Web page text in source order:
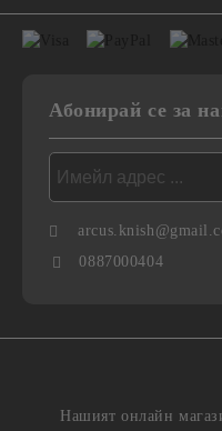
Абонирай се за
0887000404
Нашият онлайн